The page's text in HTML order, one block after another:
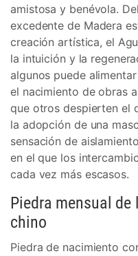
amistosa y benévola.
excedente de Madera
creación artística, el
la intuición y la
algunos puede
el nacimiento de obras
que otros despierten el
la adopción de una
sensación de
en el que los
cada vez más escasos.
Piedra mensual
chino
Piedra de nacimiento